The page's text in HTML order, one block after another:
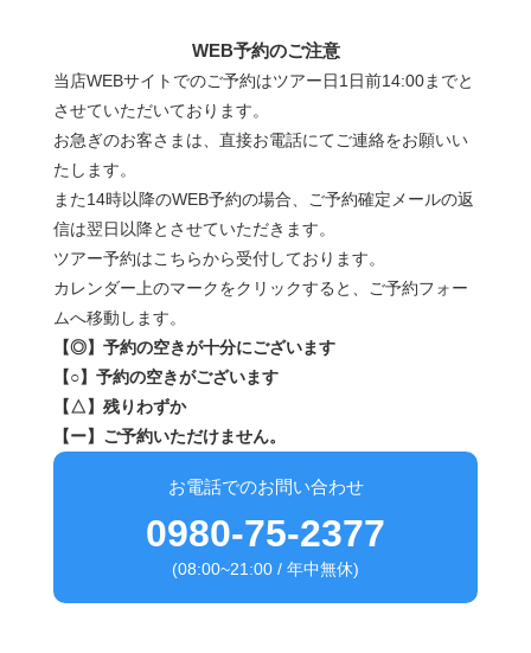
WEB予約のご注意
当店WEBサイトでのご予約はツアー日1日前14:00までと
させていただいております。
お急ぎのお客さまは、直接お電話にてご連絡をお願いい
たします。
また14時以降のWEB予約の場合、ご予約確定メールの返
信は翌日以降とさせていただきます。
ツアー予約はこちらから受付しております。
カレンダー上のマークをクリックすると、ご予約フォー
ムへ移動します。
【◎】予約の空きが十分にございます
【○】予約の空きがございます
【△】残りわずか
【ー】ご予約いただけません。
お電話でのお問い合わせ
0980-75-2377
(08:00~21:00 / 年中無休)